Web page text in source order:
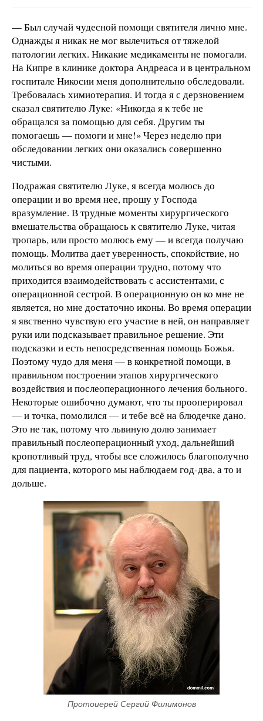
— Был случай чудесной помощи святителя лично мне.
Однажды я никак не мог вылечиться от тяжелой
патологии легких. Никакие медикаменты не помогали.
На Кипре в клинике доктора Андреаса и в центральном
госпитале Никосии меня дополнительно обследовали.
Требовалась химиотерапия. И тогда я с дерзновением
сказал святителю Луке: «Никогда я к тебе не
обращался за помощью для себя. Другим ты
помогаешь — помоги и мне!» Через неделю при
обследовании легких они оказались совершенно
чистыми.
Подражая святителю Луке, я всегда молюсь до
операции и во время нее, прошу у Господа
вразумление. В трудные моменты хирургического
вмешательства обращаюсь к святителю Луке, читая
тропарь, или просто молюсь ему — и всегда получаю
помощь. Молитва дает уверенность, спокойствие, но
молиться во время операции трудно, потому что
приходится взаимодействовать с ассистентами, с
операционной сестрой. В операционную он ко мне не
является, но мне достаточно иконы. Во время операции
я явственно чувствую его участие в ней, он направляет
руки или подсказывает правильное решение. Эти
подсказки и есть непосредственная помощь Божья.
Поэтому чудо для меня — в конкретной помощи, в
правильном построении этапов хирургического
воздействия и послеоперационного лечения больного.
Некоторые ошибочно думают, что ты прооперировал
— и точка, помолился — и тебе всё на блюдечке дано.
Это не так, потому что львиную долю занимает
правильный послеоперационный уход, дальнейший
кропотливый труд, чтобы все сложилось благополучно
для пациента, которого мы наблюдаем год-два, а то и
дольше.
Протоиерей Сергий Филимонов